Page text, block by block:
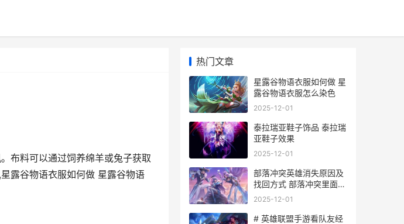
布料可以通过饲养绵羊或兔子获取
露谷物语衣服如何做 星露谷物语
热门文章
星露谷物语衣服如何做 星
露谷物语衣服怎么染色
2025-12-01
泰拉瑞亚鞋子饰品 泰拉瑞
亚鞋子效果
2025-12-01
部落冲突英雄消失原因及
找回方式 部落冲突里面英
雄怎么获得怎么获得
2025-12-01
# 英雄联盟手游看队友经